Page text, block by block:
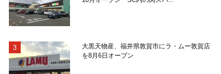
大黒天物産、福井県敦賀市にラ・ムー敦賀店
を8月6日オープン